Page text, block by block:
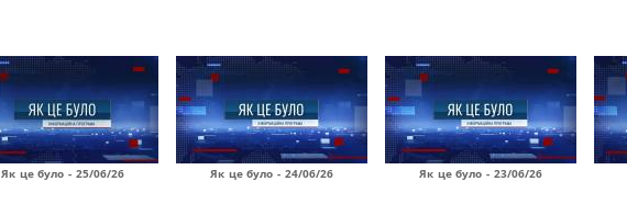
Як це було - 25/06/26 Як це було - 24/06/26 Як це було - 23/06/26